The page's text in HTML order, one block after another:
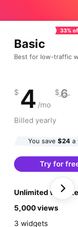
Basic
Best for low-traffic
33%
$ 4 /mo
$6
Billed yearly
You save $24a
Try for
Unlimited
5,000 views
3 widgets